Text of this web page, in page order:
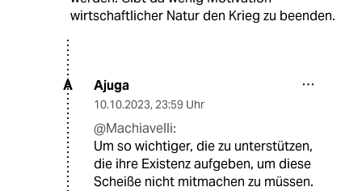
wirtschaftlicher Natur den Krieg zu beenden.
A Ajuga
10.10.2023, 23:59 Uhr
@Machiavelli:
Um so wichtiger, die zu unterstützen,
die ihre Existenz aufgeben, um diese
Scheiße nicht mitmachen zu müssen.